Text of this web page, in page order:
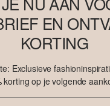
EN
KORTING
Exclusieve
korting op je volgende